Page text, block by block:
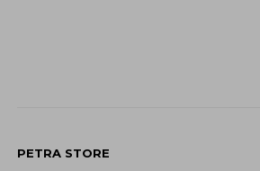
PETRA STORE